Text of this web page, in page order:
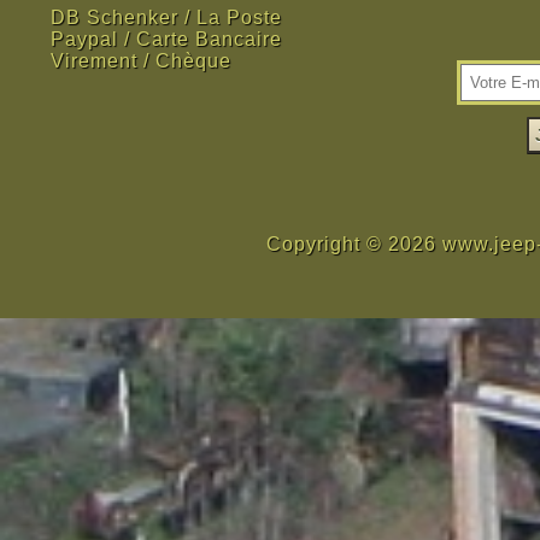
DB Schenker / La Poste
Paypal / Carte Bancaire
Virement / Chèque
Copyright © 2026